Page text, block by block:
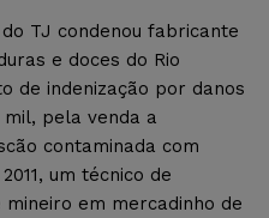
TJ condenou fabricante
e doces do Rio
de indenização por danos
pela venda a
contaminada com
um técnico de
em mercadinho de